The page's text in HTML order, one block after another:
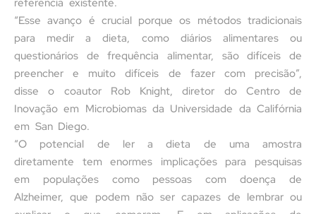
referência existente.
“Esse avanço é crucial porque os métodos tradicionais
para medir a dieta, como diários alimentares ou
questionários de frequência alimentar, são difíceis de
preencher e muito difíceis de fazer com precisão”,
disse o coautor Rob Knight, diretor do Centro de
Inovação em Microbiomas da Universidade da Califórnia
em San Diego.
“O potencial de ler a dieta de uma amostra
diretamente tem enormes implicações para pesquisas
em populações como pessoas com doença de
Alzheimer, que podem não ser capazes de lembrar ou